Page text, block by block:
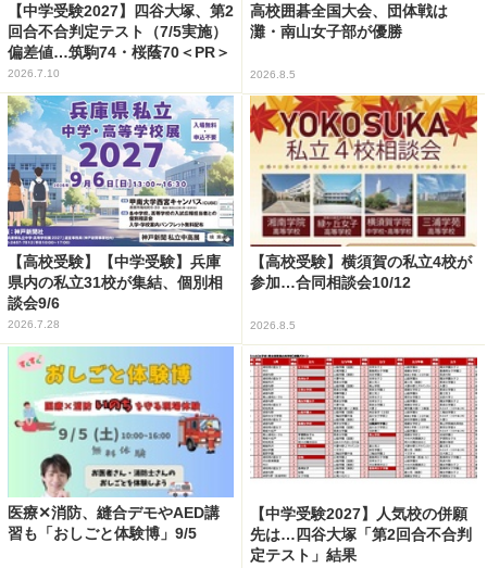
【中学受験2027】四谷大塚、第2
回合不合判定テスト（7/5実施）
偏差値…筑駒74・桜蔭70＜PR＞
2026.7.10
高校囲碁全国大会、団体戦は
灘・南山女子部が優勝
2026.8.5
【高校受験】【中学受験】兵庫
県内の私立31校が集結、個別相
談会9/6
2026.7.28
【高校受験】横須賀の私立4校が
参加…合同相談会10/12
2026.8.5
医療✕消防、縫合デモやAED講
習も「おしごと体験博」9/5
【中学受験2027】人気校の併願
先は…四谷大塚「第2回合不合判
定テスト」結果